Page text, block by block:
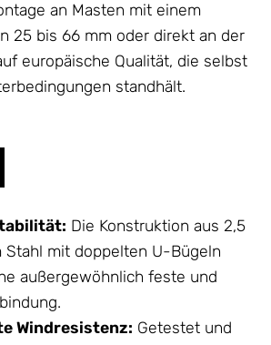
an Masten mit einem
25 bis 66 mm oder direkt an der
europäische Qualität, die selbst
standhält.
Die Konstruktion aus 2,5
Stahl mit doppelten U-Bügeln
außergewöhnlich feste und
Windresistenz: Getestet und